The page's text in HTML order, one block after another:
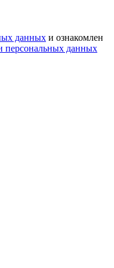
данных и ознакомлен
персональных данных